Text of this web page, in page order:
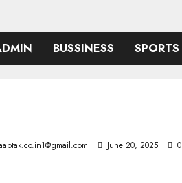
BUSSINESS SPORTS
June 20, 2025 0